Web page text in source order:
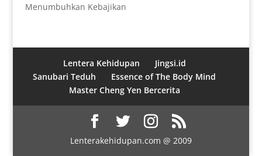
Menumbuhkan Kebajikan
Lentera Kehidupan
Jingsi.id
Sanubari Teduh
Essence of The Body Mind
Master Cheng Yen Bercerita
Lenterakehidupan.com @ 2009